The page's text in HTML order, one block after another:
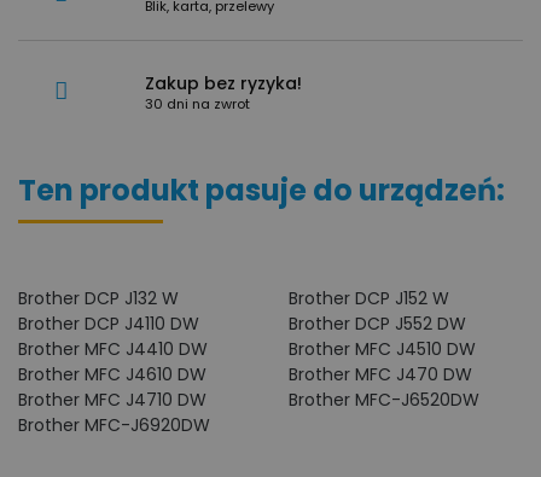
Blik, karta, przelewy
Zakup bez ryzyka!
30 dni na zwrot
Ten produkt pasuje do urządzeń:
Brother DCP J132 W
Brother DCP J152 W
Brother DCP J4110 DW
Brother DCP J552 DW
Brother MFC J4410 DW
Brother MFC J4510 DW
Brother MFC J4610 DW
Brother MFC J470 DW
Brother MFC J4710 DW
Brother MFC-J6520DW
Brother MFC-J6920DW